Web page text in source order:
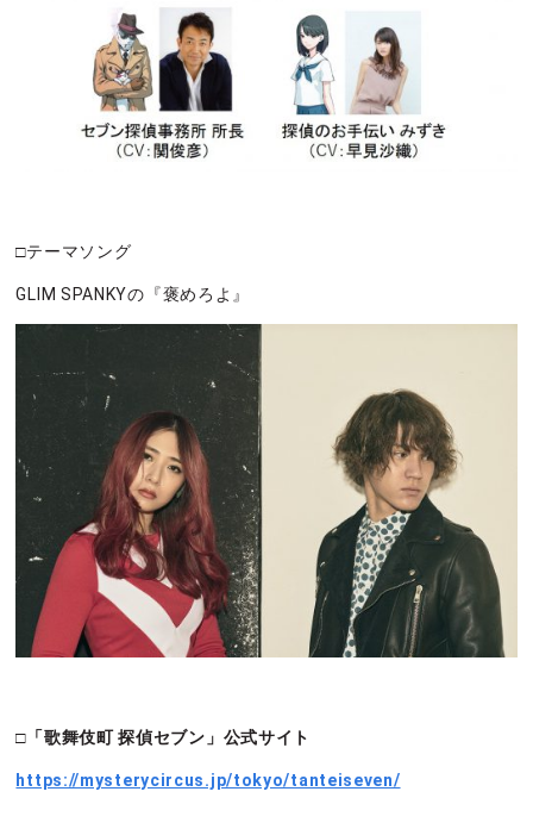
□テーマソング
GLIM SPANKYの『褒めろよ』
□「歌舞伎町 探偵セブン」公式サイト
https://mysterycircus.jp/tokyo/tanteiseven/